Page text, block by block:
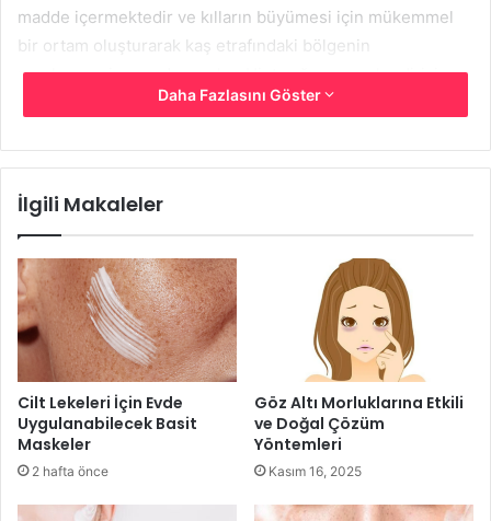
madde içermektedir ve kılların büyümesi için mükemmel
bir ortam oluşturarak kaş etrafındaki bölgenin
nemlenmesine yardımcı olur. Hint yağının nemlendirici
etkisinin yanı sıra antimikrobiyel özellikleri kirpiklerin
Hint yağı ile karıştıracağınız birkaç yağ maksimum sonuç
almanızı sağlayacaktır. İşte o yöntemler…
Yöntem 1: Hint Yağı ve Hindistan
Cevizi Yağı
Daha Fazlasını Göster
İlgili Makaleler
Cilt Lekeleri İçin Evde
Uygulanabilecek Basit
Maskeler
2 hafta önce
Göz Altı Morluklarına Etkili
ve Doğal Çözüm
Yöntemleri
Kasım 16, 2025